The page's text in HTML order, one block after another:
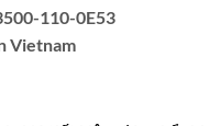
110-0E53
Vietnam